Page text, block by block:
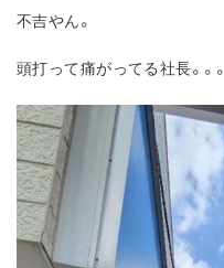
不吉やん。
頭打って痛がってる社長。。。